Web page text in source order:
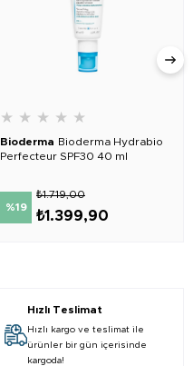
★ ★ ★ ★ ★
Bioderma Bioderma Hydrabio
Perfecteur SPF30 40 ml
%19
₺1.399,90
₺1.719,00
Hızlı Teslimat
Hızlı kargo ve teslimat ile
ürünler bir gün içerisinde
kargoda!